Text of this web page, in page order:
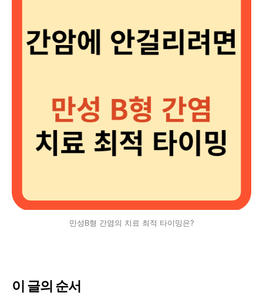
만성B형 간염의 치료 최적 타이밍은?
이 글의 순서